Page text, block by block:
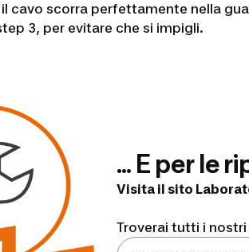
cavo scorra perfettamente nella
3, per evitare che si impigli.
... E per le
Visita il sito
Troverai tutti i